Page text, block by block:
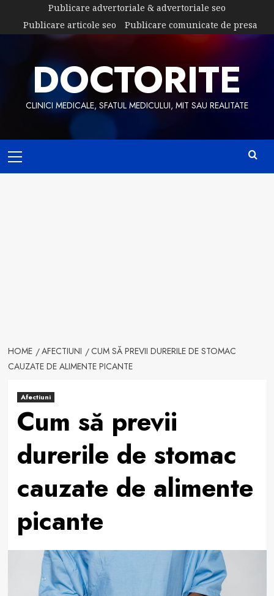
content
Publicare advertoriale & advertoriale seo
Publicare articole seo
Publicare comunicate de presa
DOCTORITE
CLINICI MEDICALE, SFATUL MEDICULUI, MIT SAU REALITATE
Menu
HOME AFECTIUNI
CUM SĂ PREVII DURERILE DE STOMAC
CAUZATE DE ALIMENTE PICANTE
Afectiuni
Cum să previi
durerile de stomac
cauzate de alimente
picante